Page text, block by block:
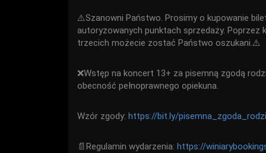
⚠️Szanowni Państwo. Prosimy o kupowanie
autoryzowanych punktach sprzedaży. Poprzez
trzecich możecie zostać Państwo oszukani.⚠️
❌Wstęp na koncert 13+ za pisemną zgodą
obecność pełnoprawnego opiekuna.
Wzór zgody: https://bit.ly/
📄Regulamin wydarzenia: https://